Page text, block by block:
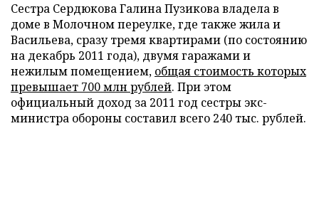
Сестра Сердюкова Галина Пузикова владела в
доме в Молочном переулке, где также жила и
Васильева, сразу тремя квартирами (по состоянию
на декабрь 2011 года), двумя гаражами и
нежилым помещением, общая стоимость которых
превышает 700 млн рублей. При этом
официальный доход за 2011 год сестры экс-
министра обороны составил всего 240 тыс. рублей.